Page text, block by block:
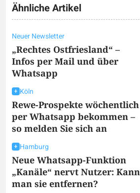
Ähnliche Artikel
Neuer Newsletter
„Rechtes Ostfriesland“ –
Infos per Mail und über
Whatsapp
Köln
Rewe-Prospekte wöchentlich
per Whatsapp bekommen –
so melden Sie sich an
Hamburg
Neue Whatsapp-Funktion
„Kanäle“ nervt Nutzer: Kann
man sie entfernen?